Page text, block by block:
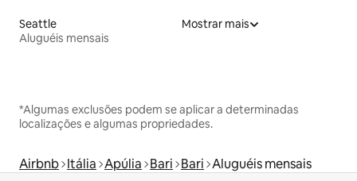
Seattle
Aluguéis mensais
Mostrar mais
*Algumas exclusões podem se aplicar a determinadas
localizações e algumas propriedades.
Airbnb Itália Apúlia Bari Bari Aluguéis mensais